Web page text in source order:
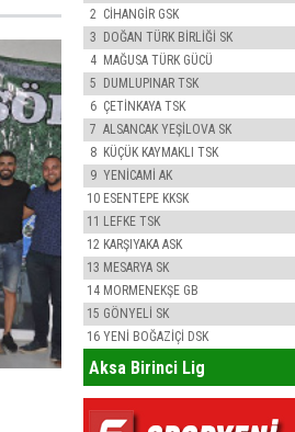
2 CİHANGİR GSK
3 DOĞAN TÜRK BİRLİĞİ SK
4 MAĞUSA TÜRK GÜCÜ
5 DUMLUPINAR TSK
6 ÇETİNKAYA TSK
7 ALSANCAK YEŞİLOVA SK
8 KÜÇÜK KAYMAKLI TSK
9 YENİCAMİ AK
10 ESENTEPE KKSK
11 LEFKE TSK
12 KARŞIYAKA ASK
13 MESARYA SK
14 MORMENEKŞE GB
15 GÖNYELİ SK
16 YENİ BOĞAZİÇİ DSK
Aksa Birinci Lig